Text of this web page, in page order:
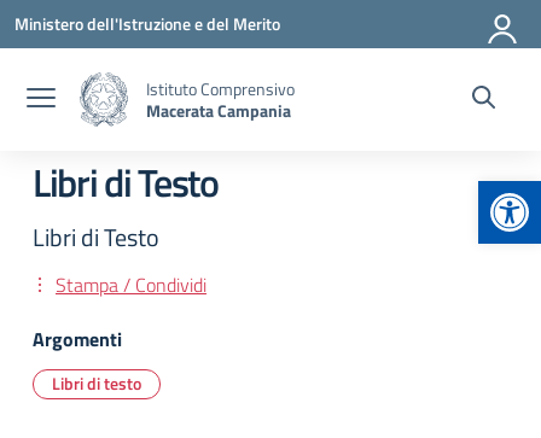
Vai ai contenuti
Vai al menu di navigazione
Vai al footer
Ministero dell'Istruzione e del Merito
Istituto Comprensivo
Macerata Campania
Libri di Testo
Libri di Testo
Stampa / Condividi
Argomenti
Libri di testo